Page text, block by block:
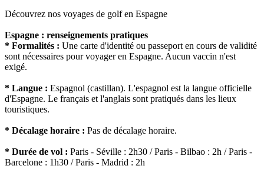
Découvrez nos voyages de golf en Espagne
Espagne : renseignements pratiques
* Formalités : Une carte d'identité ou passeport en cours de validité
sont nécessaires pour voyager en Espagne. Aucun vaccin n'est
exigé.
* Langue : Espagnol (castillan). L'espagnol est la langue officielle
d'Espagne. Le français et l'anglais sont pratiqués dans les lieux
touristiques.
* Décalage horaire : Pas de décalage horaire.
* Durée de vol : Paris - Séville : 2h30 / Paris - Bilbao : 2h / Paris -
Barcelone : 1h30 / Paris - Madrid : 2h